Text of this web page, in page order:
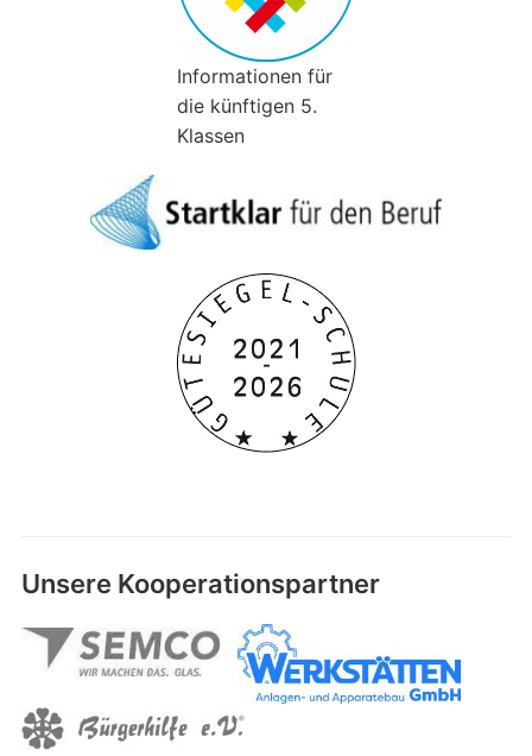
Informationen für
die künftigen 5.
Klassen
Unsere Kooperationspartner